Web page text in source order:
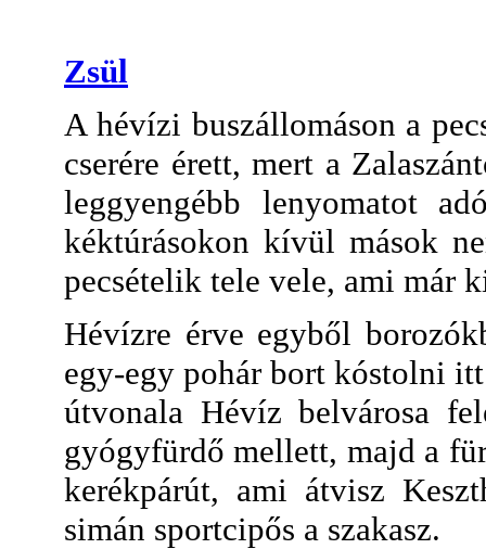
Zsül
A hévízi buszállomáson a
cserére érett, mert a
leggyengébb lenyomatot
kéktúrásokon kívül mások
pecsételik tele vele, ami már
Hévízre érve egyből
egy-egy pohár bort kóstolni
útvonala Hévíz belvárosa
gyógyfürdő mellett, majd a
kerékpárút, ami átvisz
simán sportcipős a szakasz.